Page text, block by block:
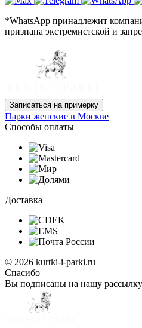
*WhatsApp принадлежит
признана экстремистской и
Записаться на примерку
Парки женские в Москве
Способы оплаты
Доставка
© 2026 kurtki-i-parki.ru
Спасибо
Вы подписаны на нашу рассылку